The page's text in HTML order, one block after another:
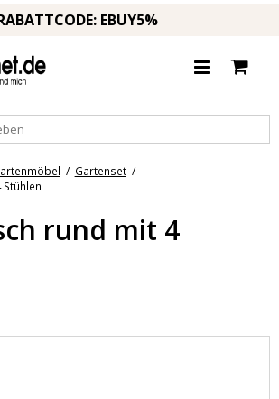
EBUY5%
/ Gartenset /
rund mit 4